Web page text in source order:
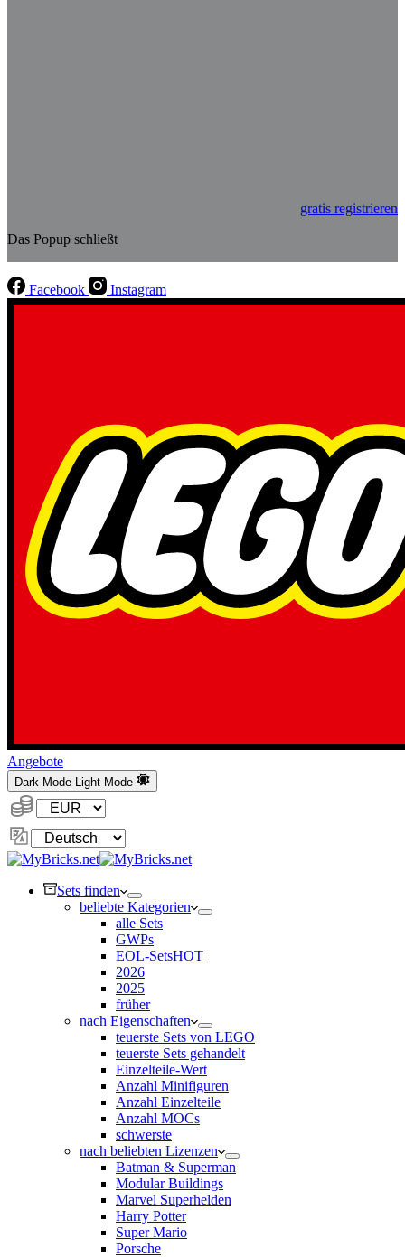
gratis registrieren
Das Popup schließt
Facebook Instagram
Angebote
Dark Mode Light Mode
Währung:
Sprache
ändern
Sets finden
beliebte Kategorien
alle Sets
GWPs
EOL-SetsHOT
2026
2025
früher
nach Eigenschaften
teuerste Sets von LEGO
teuerste Sets gehandelt
Einzelteile-Wert
Anzahl Minifiguren
Anzahl Einzelteile
Anzahl MOCs
schwerste
nach beliebten Lizenzen
Batman & Superman
Modular Buildings
Marvel Superhelden
Harry Potter
Super Mario
Porsche